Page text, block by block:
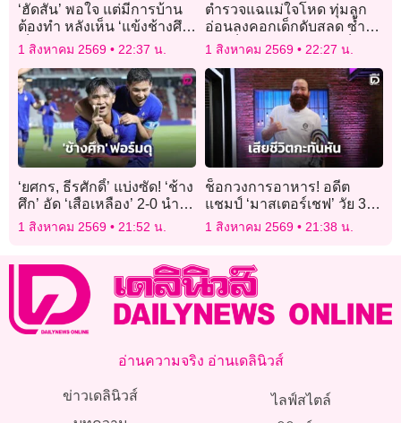
‘ฮัดสัน’ พอใจ แต่มีการบ้าน
ต้องทำ หลังเห็น ‘แข้งช้างศึก’
เป็นตะคริว
1 สิงหาคม 2569 22:37 น.
ตำรวจแฉแม่ใจโหด ทุ่มลูก
อ่อนลงคอกเด็กดับสลด ซ้ำ
เปิดเว็บโป๊ดูเพลินขณะเด็ก
1 สิงหาคม 2569 22:27 น.
‘ยศกร, ธีรศักดิ์’ แบ่งซัด! ‘ช้าง
ศึก’ อัด ‘เสือเหลือง’ 2-0 นำจ่า
ฝูง ยังไม่เสียประตู
1 สิงหาคม 2569 21:52 น.
ช็อกวงการอาหาร! อดีต
แชมป์ ‘มาสเตอร์เชฟ’ วัย 37
ปี เสียชีวิตกะทันหันในบ้าน
1 สิงหาคม 2569 21:38 น.
อ่านความจริง อ่านเดลินิวส์
ข่าวเดลินิวส์
ไลฟ์สไตล์